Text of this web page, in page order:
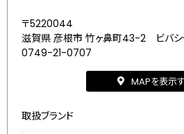
〒5220044
滋賀県 彦根市 竹ヶ鼻町43-2 ビバ
0749-21-0707
MAPを表示
取扱ブランド